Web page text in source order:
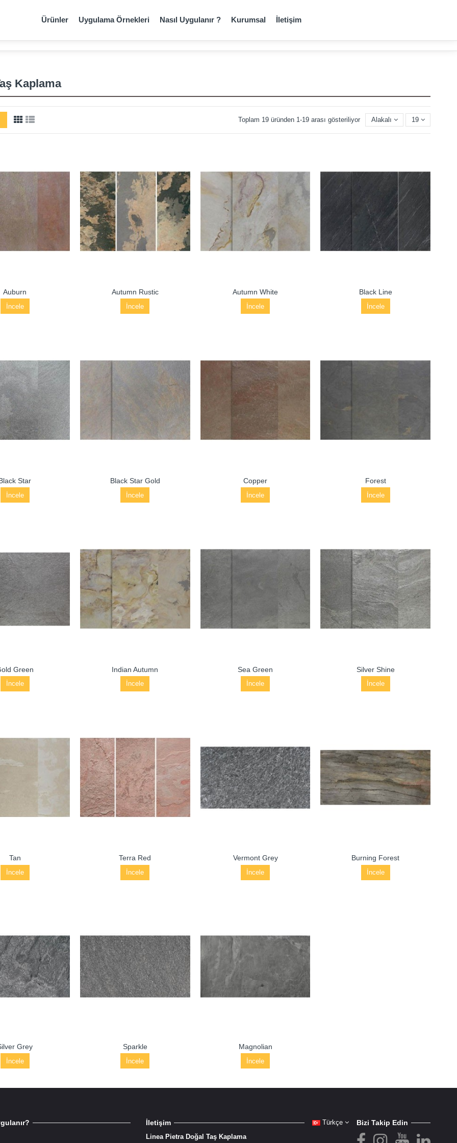
Ürünler Uygulama Örnekleri Nasıl Uygulanır ? Kurumsal İletişim
Kaplama
Toplam 19 üründen 1-19 arası gösteriliyor Alakalı 19
Auburn
İncele
Autumn Rustic
İncele
Autumn White
İncele
Black Line
İncele
Star
İncele
Black Star Gold
İncele
Copper
İncele
Forest
İncele
Green
İncele
Indian Autumn
İncele
Sea Green
İncele
Silver Shine
İncele
Tan
İncele
Terra Red
İncele
Vermont Grey
İncele
Burning Forest
İncele
Grey
İncele
Sparkle
İncele
Magnolian
İncele
İletişim
Linea Pietra Doğal Taş Kaplama
Türkçe Bizi Takip Edin